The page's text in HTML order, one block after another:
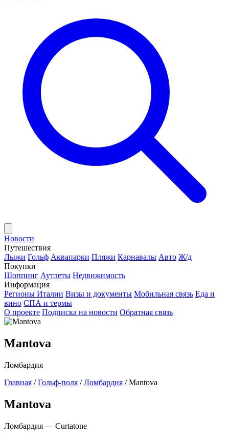
Новости
Путешествия
Лыжи Гольф Аквапарки Пляжи Карнавалы Авто Ж/д
Покупки
Шоппинг Аутлеты Недвижимость
Информация
Регионы Италии Визы и документы Мобильная связь Еда и
вино СПА и термы
О проекте Подписка на новости Обратная связь
Mantova
Ломбардия
Главная / Гольф-поля / Ломбардия / Mantova
Mantova
Ломбардия — Curtatone